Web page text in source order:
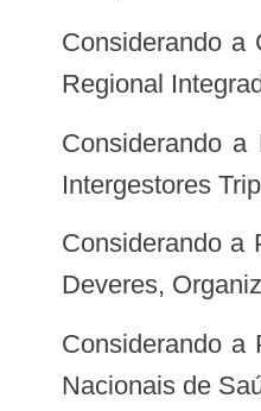
Considerando a Considerando Resolução CIT nº 37, de 22 de março de 2018, que dispõe sobre o processo de Planejamento
Regional
Considerando a Resolução de Consolidação CIT n° 1, de 30 de março de 202, que consolida as Resoluções da Comissão
Intergestores
Considerando a Portaria de Consolidação GM/MS nº 1, de 28 de setembro de 2017, que consolida as normas sobre Direitos e
Deveres,
Considerando a Portaria de Consolidação GM/MS nº 2, de 28 de setembro de 2017, que consolida as normas sobre Políticas
Nacionais de